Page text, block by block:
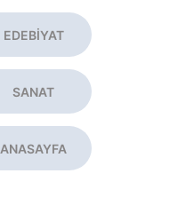
EDEBİYAT
SANAT
ANASAYFA